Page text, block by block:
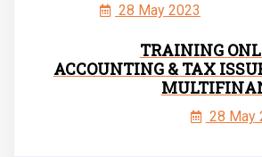
28 May 2023
TRAINING
ACCOUNTING & TAX
28 May